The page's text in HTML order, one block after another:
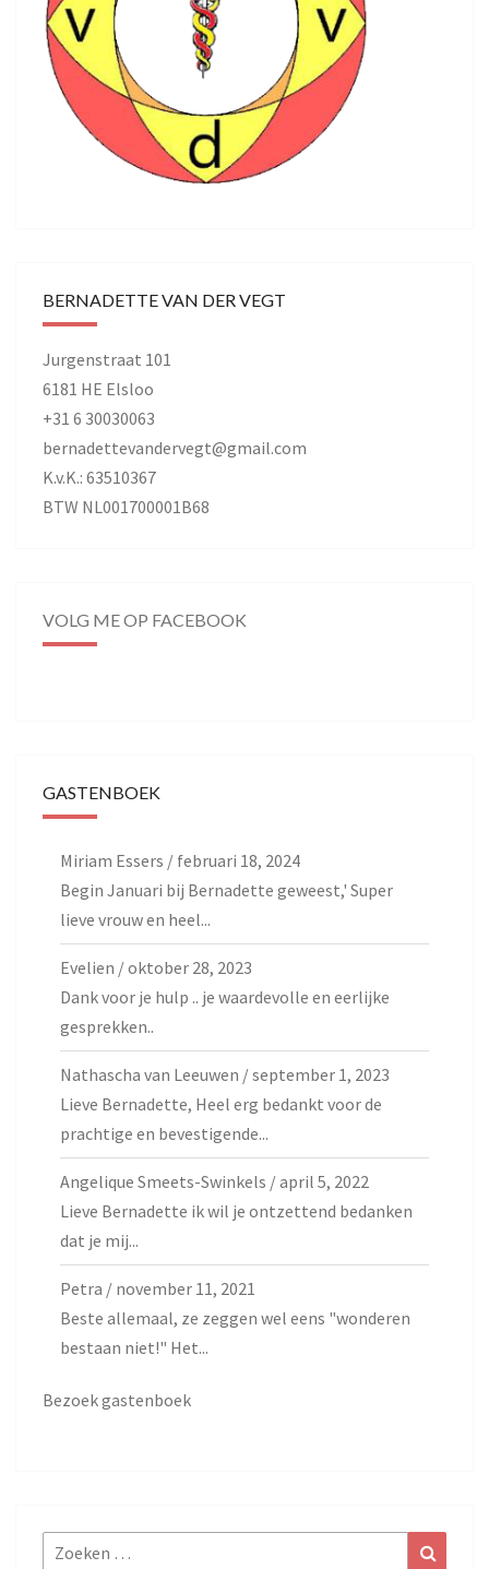
BERNADETTE VAN DER VEGT
Jurgenstraat 101
6181 HE Elsloo
+31 6 30030063
bernadettevandervegt@gmail.com
K.v.K.: 63510367
BTW NL001700001B68
VOLG ME OP FACEBOOK
GASTENBOEK
Miriam Essers / februari 18, 2024
Begin Januari bij Bernadette geweest,' Super
lieve vrouw en heel...
Evelien /oktober 28, 2023
Dank voor je hulp .. je waardevolle en eerlijke
gesprekken..
Nathascha van Leeuwen /september 1, 2023
Lieve Bernadette, Heel erg bedankt voor de
prachtige en bevestigende...
Angelique Smeets-Swinkels /april 5, 2022
Lieve Bernadette ik wil je ontzettend bedanken
dat je mij...
Petra / november 11, 2021
Beste allemaal, ze zeggen wel eens "wonderen
bestaan niet!" Het...
Bezoek gastenboek
Zoeken